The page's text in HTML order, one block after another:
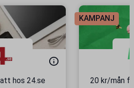
hos 24.se
KAMPANJ
20 kr/mån